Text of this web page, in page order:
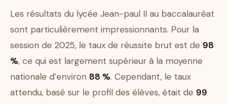
Les résultats du lycée Jean-paul II au baccalauréat
sont particulièrement impressionnants. Pour la
session de 2025, le taux de réussite brut est de 98
%, ce qui est largement supérieur à la moyenne
nationale d’environ 88 %. Cependant, le taux
attendu, basé sur le profil des élèves, était de 99